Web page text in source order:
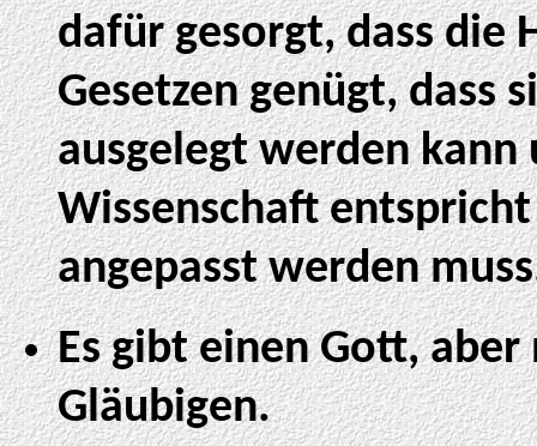
dafür gesorgt, dass die
Gesetzen genügt, dass
ausgelegt werden kann
Wissenschaft
angepasst werden
Es gibt einen Gott,
Gläubigen.